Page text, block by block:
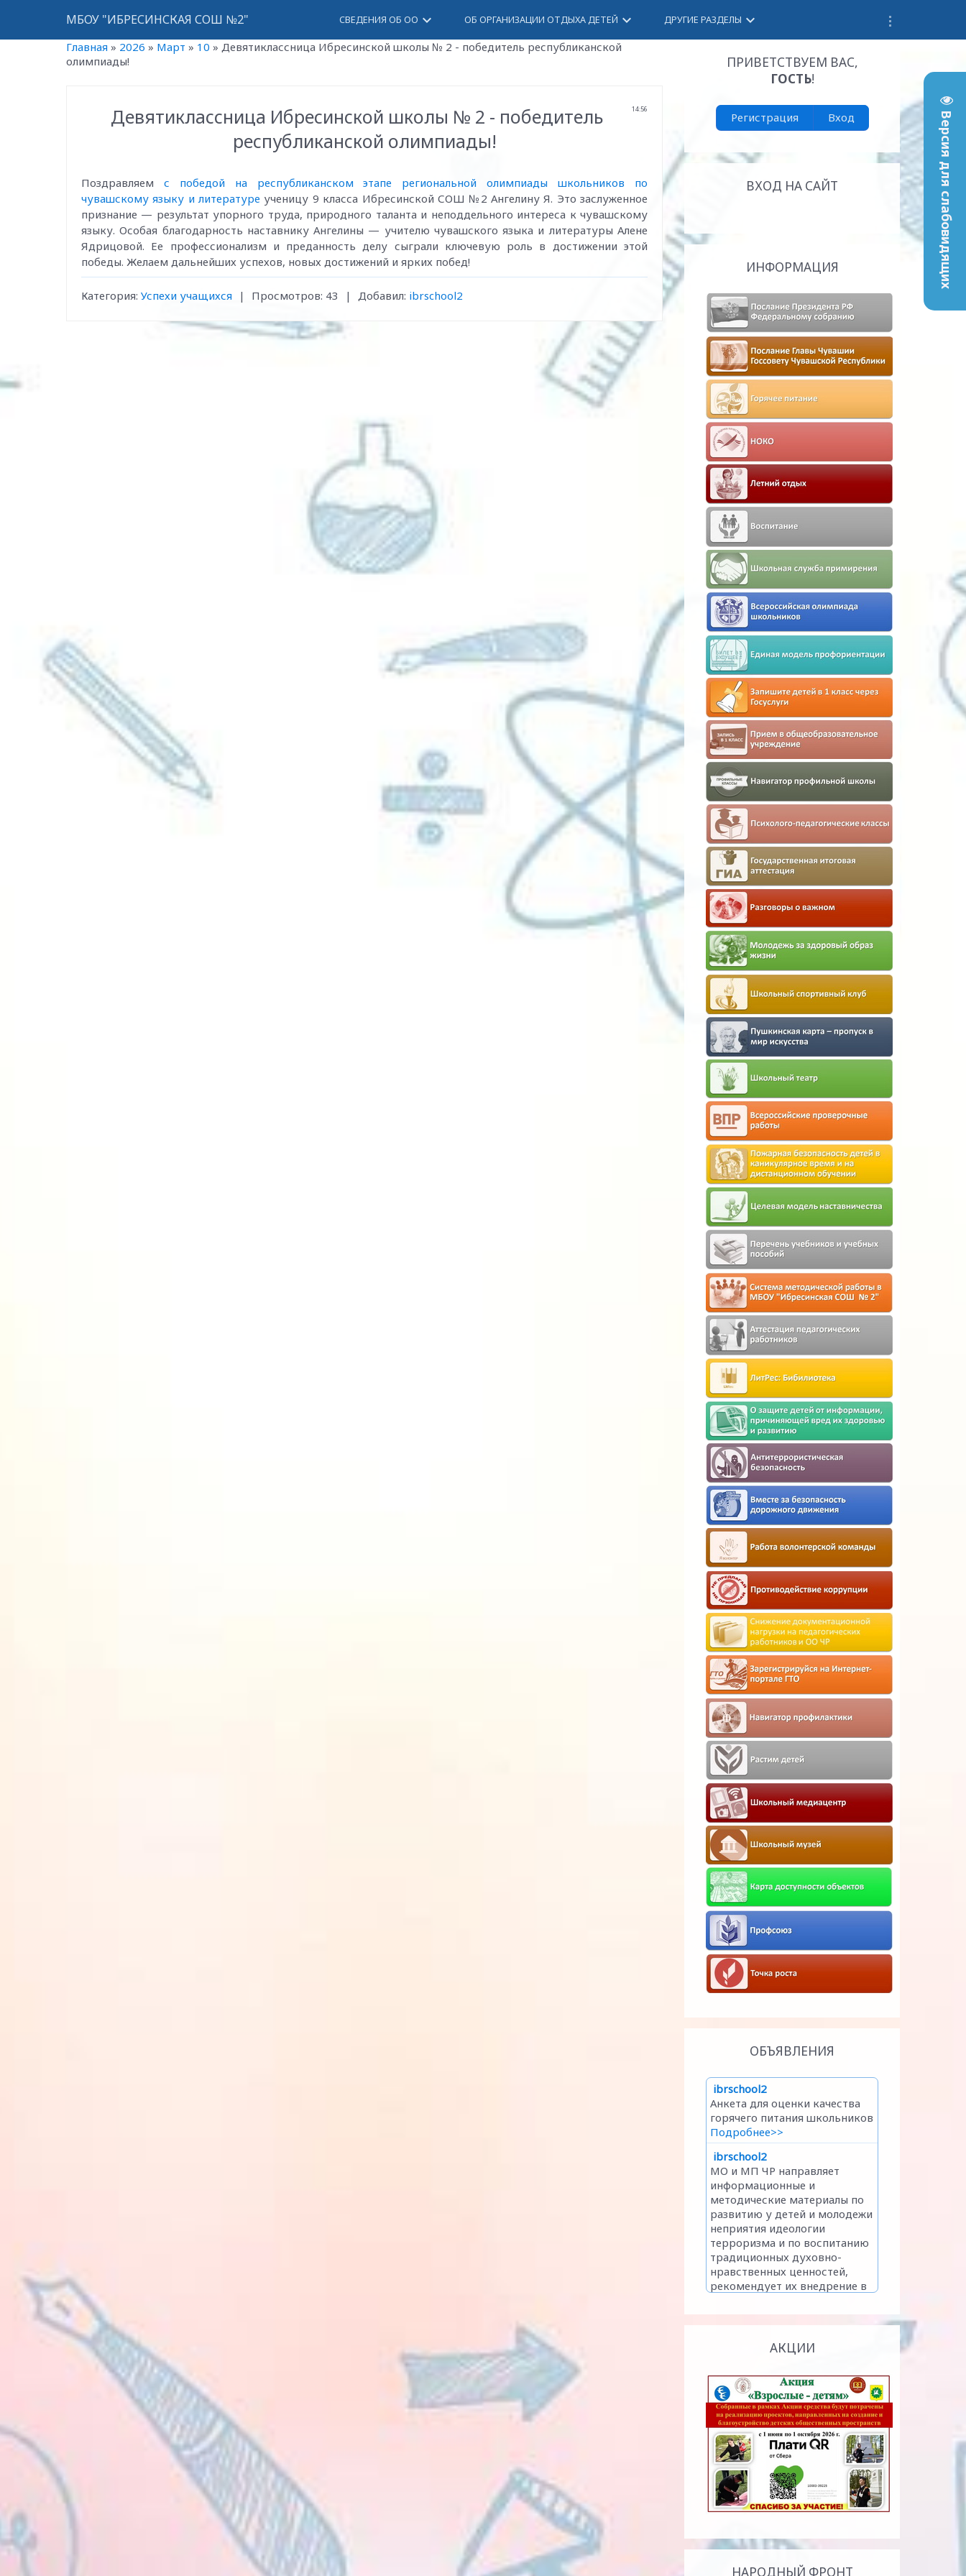
Версия для слабовидящих
МБОУ "ИБРЕСИНСКАЯ СОШ №2" СВЕДЕНИЯ ОБ ОО keyboard_arrow_down ОБ ОРГАНИЗАЦИИ ОТДЫХА ДЕТЕЙ keyboard_arrow_down ДРУГИЕ РАЗДЕЛЫ keyboard_arrow_down
Главная » 2026 » Март » 10 » Девятиклассница Ибресинской школы № 2 - победитель республиканской
олимпиады!
14:56
Девятиклассница Ибресинской школы № 2 - победитель
республиканской олимпиады!
Поздравляем с победой на республиканском этапе региональной олимпиады школьников по
чувашскому языку и литературе ученицу 9 класса Ибресинской СОШ №2 Ангелину Я. Это заслуженное
признание — результат упорного труда, природного таланта и неподдельного интереса к чувашскому
языку. Особая благодарность наставнику Ангелины — учителю чувашского языка и литературы Алене
Ядрицовой. Ее профессионализм и преданность делу сыграли ключевую роль в достижении этой
победы. Желаем дальнейших успехов, новых достижений и ярких побед!
Категория: Успехи учащихся | Просмотров: 43 | Добавил: ibrschool2
ПРИВЕТСТВУЕМ ВАС,
ГОСТЬ!
Регистрация Вход
ВХОД НА САЙТ
ИНФОРМАЦИЯ
ОБЪЯВЛЕНИЯ
АКЦИИ
НАРОДНЫЙ ФРОНТ